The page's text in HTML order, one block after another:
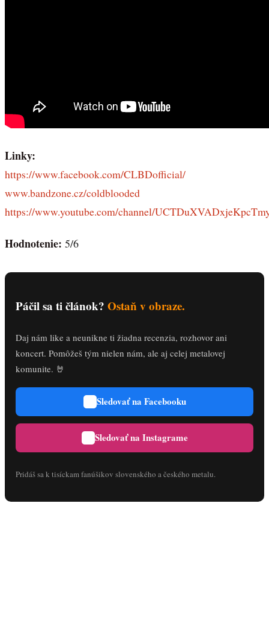
Linky:
https://www.facebook.com/CLBDofficial/
www.bandzone.cz/coldblooded
https://www.youtube.com/channel/
Hodnotenie: 5/6
Páčil sa ti článok? Ostaň v obraze.
Daj nám like a neunikne ti žiadna recenzia, rozhovor ani
koncert. Pomôžeš tým nielen nám, ale aj celej metalovej
komunite. 🤘
Sledovať na Facebooku
Sledovať na Instagrame
Pridáš sa k tisíckam fanúšikov slovenského a českého metalu.